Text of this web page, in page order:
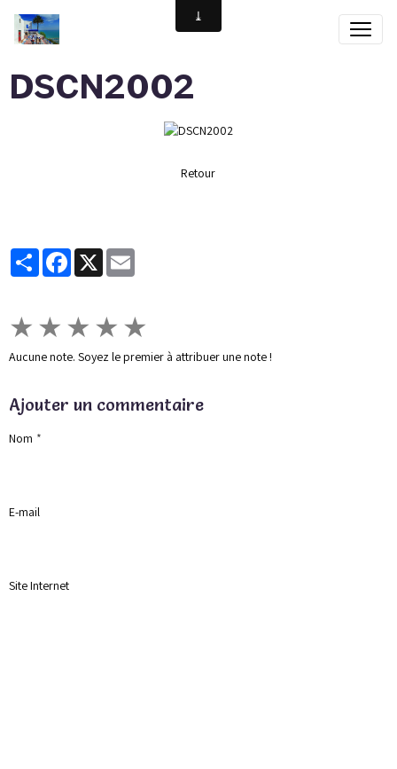
DSCN2002
Retour
PartagerFacebook
X
★★★★★
Aucune note. Soyez le premier à attribuer une note !
Ajouter un commentaire
Nom
E-mail
Site Internet